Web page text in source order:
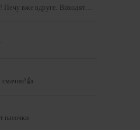
Печу вже вдруге. Виходят…
пасочки